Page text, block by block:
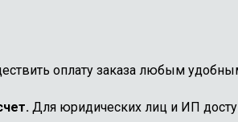
оплату заказа любым
Для юридических лиц и ИП